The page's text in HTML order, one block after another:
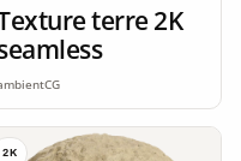
terre 2K
2K